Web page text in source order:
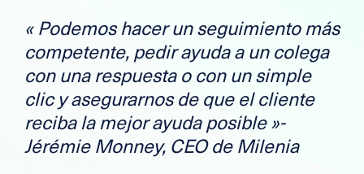
« Podemos hacer un seguimiento más
competente, pedir ayuda a un colega
con una respuesta o con un simple
clic y asegurarnos de que el cliente
reciba la mejor ayuda posible»-
Jérémie Monney, CEO de Milenia